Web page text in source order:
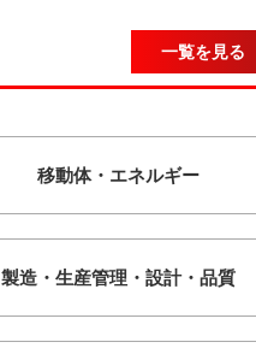
一覧を見る
移動体・ エネルギー
製造・生産管理・設計・品質